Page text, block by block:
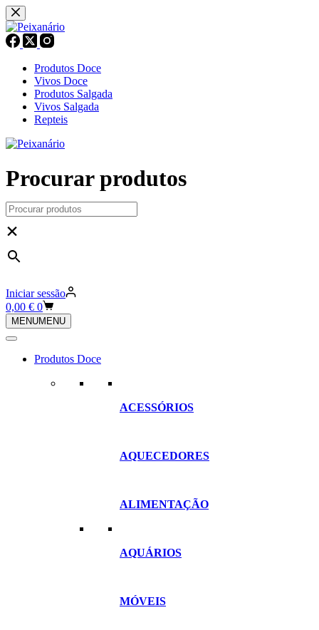
Pular
para
o
conteúdo
Produtos Doce
Vivos Doce
Produtos Salgada
Vivos Salgada
Repteis
Procurar produtos
×
Iniciar sessão
Carrinho
de
compras
0,00 € 0
MENUMENU
Produtos Doce
ACESSÓRIOS
AQUECEDORES
ALIMENTAÇÃO
AQUÁRIOS
MÓVEIS